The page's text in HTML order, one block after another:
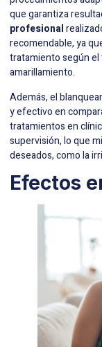
que garantiza
profesional
recomendable, ya
tratamiento según el
amarillamiento.
Además, el
y efectivo en
tratamientos en
supervisión, lo que
deseados, como la
Efectos